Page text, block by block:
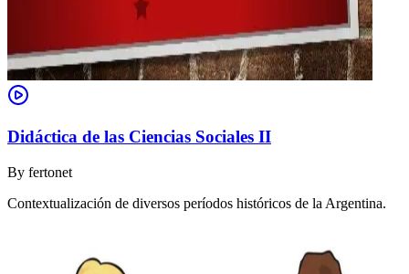
Didáctica de las Ciencias Sociales II
By fertonet
Contextualización de diversos períodos históricos de la Argentina.